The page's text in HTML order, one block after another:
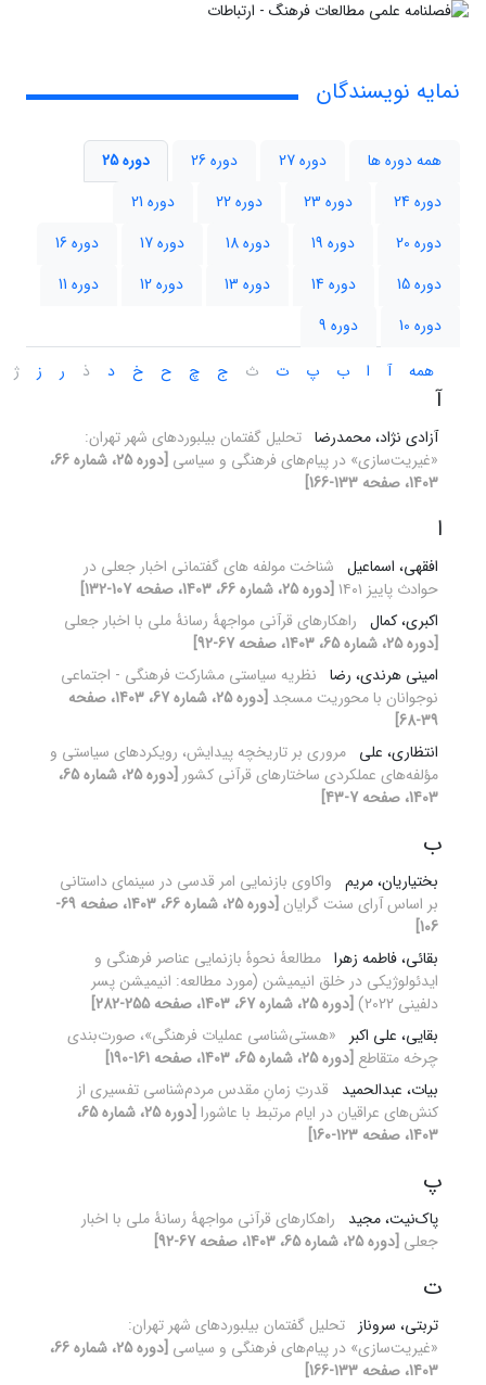
نمایه نویسندگان
همه دوره ها دوره 27 دوره 26
دوره 25
دوره 24
دوره 23 دوره 22
دوره 21
دوره 20
دوره 19 دوره 18 دوره 17
دوره 16
دوره 15
دوره 14 دوره 13 دوره 12
دوره 11
دوره 10
دوره 9
همه
آ ا ب پ ت ث ج چ ح خ د ذ ر ز ژ
آ
آزادی نژاد، محمدرضا تحلیل گفتمان بیلبوردهای شهر تهران:
«غیریت‌سازی» در پیام‌های فرهنگی و سیاسی
[دوره 25، شماره 66،
1403، صفحه 133-166]
ا
افقهی، اسماعیل شناخت مولفه های گفتمانی اخبار جعلی در
حوادث پاییز ۱۴۰۱
[دوره 25، شماره 66، 1403، صفحه 107-132]
اکبری، کمال راهکارهای قرآنی مواجهۀ رسانۀ ملی با اخبار جعلی
[دوره 25، شماره 65، 1403، صفحه 67-92]
امینی هرندی، رضا نظریه سیاستی مشارکت فرهنگی - اجتماعی
نوجوانان با محوریت مسجد
[دوره 25، شماره 67، 1403، صفحه
39-68]
انتظاری، علی مروری بر تاریخچه پیدایش، رویکردهای سیاستی و
مؤلفه‌های عملکردی ساختارهای قرآنی کشور
[دوره 25، شماره 65،
1403، صفحه 7-43]
ب
بختیاریان، مریم واکاوی بازنمایی امر قدسی در سینمای داستانی
بر اساس آرای سنت گرایان
[دوره 25، شماره 66، 1403، صفحه 69-
106]
بقائی، فاطمه زهرا مطالعۀ نحوۀ بازنمایی عناصر فرهنگی و
ایدئولوژیکی در خلق انیمیشن (مورد مطالعه: انیمیشن پسر
دلفینی 2022)
[دوره 25، شماره 67، 1403، صفحه 255-282]
بقایی، علی اکبر
«هستی‌شناسی عملیات فرهنگی»، صورت‌بندی
چرخه متقاطع [دوره 25، شماره 65، 1403، صفحه 161-190]
بیات، عبدالحمید
قدرتِ زمانِ مقدس مردم‌شناسی تفسیری از
کنش‌های عراقیان در ایام مرتبط با عاشورا
[دوره 25، شماره 65،
1403، صفحه 123-160]
پ
پاک‌نیت، مجید
راهکارهای قرآنی مواجهۀ رسانۀ ملی با اخبار
جعلی [دوره 25، شماره 65، 1403، صفحه 67-92]
ت
تربتی، سروناز تحلیل گفتمان بیلبوردهای شهر تهران:
«غیریت‌سازی» در پیام‌های فرهنگی و سیاسی
[دوره 25، شماره 66،
1403، صفحه 133-166]